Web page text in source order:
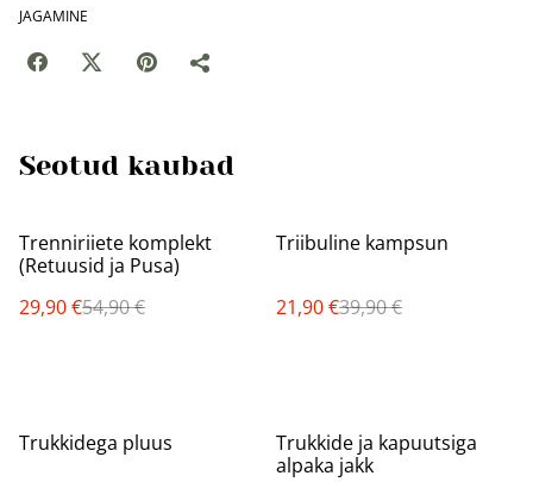
JAGAMINE
Seotud kaubad
%
Trenniriiete komplekt
(Retuusid ja Pusa)
29,90 €54,90 €
%
Triibuline kampsun
21,90 €39,90 €
%
Trukkidega pluus %
Trukkide ja kapuutsiga
alpaka jakk